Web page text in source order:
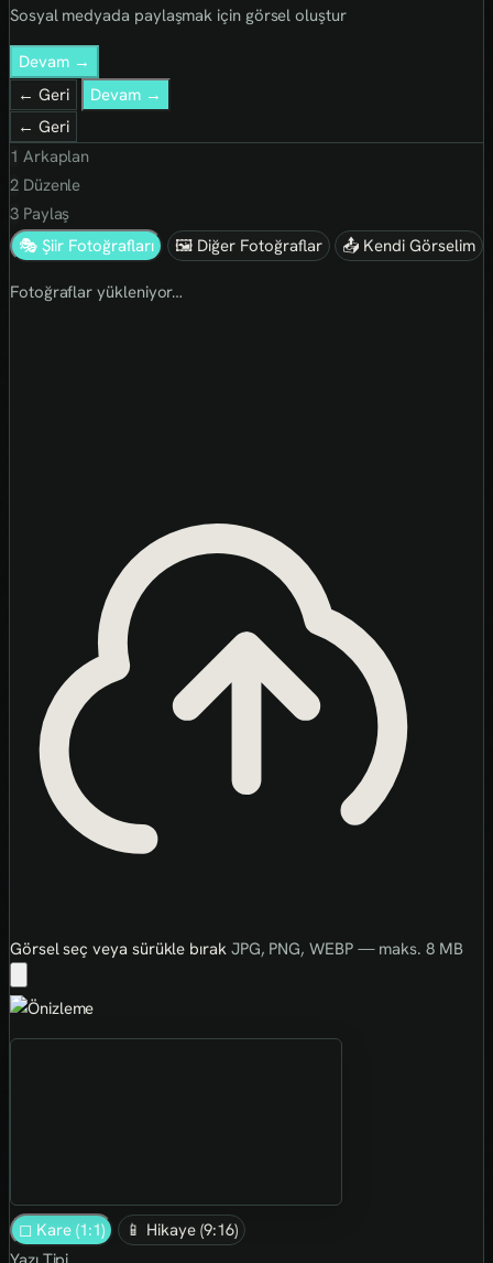
Sosyal medyada paylaşmak için görsel oluştur
Devam →
← Geri
Devam →
← Geri
1 Arkaplan
2Düzenle
3Paylaş
🎭 Şiir Fotoğrafları
🖼 Diğer Fotoğraflar 📤 Kendi Görselim
Fotoğraflar yükleniyor…
Görsel seç veya sürükle bırak JPG, PNG, WEBP — maks. 8 MB
◻ Kare (1:1)
📱 Hikaye (9:16)